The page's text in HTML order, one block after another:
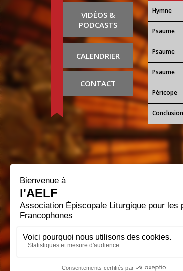
VIDÉOS &
PODCASTS
CALENDRIER
CONTACT
Hymne
Psaume
Psaume
Psaume
Péricope
Conclusion